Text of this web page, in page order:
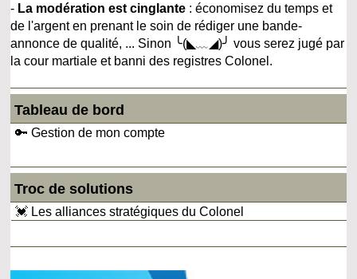
- La modération est cinglante : économisez du temps et
de l'argent en prenant le soin de rédiger une bande-
annonce de qualité, ... Sinon ╰(◣﹏◢)╯ vous serez jugé par
la cour martiale et banni des registres Colonel.
Tableau de bord
🔑 Gestion de mon compte
Troc de solutions
💓 Les alliances stratégiques du Colonel